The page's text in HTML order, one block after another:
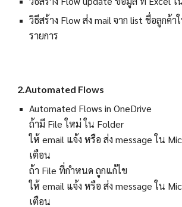
วิธีสร้าง Flow ส่ง mail จาก list ชื่อลูกค้า
รายการ
2.Automated Flows
Automated Flows in OneDrive
ถ้ามี File ใหม่ ใน Folder
ให้ email แจ้ง หรือ ส่ง message ใน
เตือน
ถ้า File ที่กำหนด ถูกแก้ไข
ให้ email แจ้ง หรือ ส่ง message ใน
เตือน